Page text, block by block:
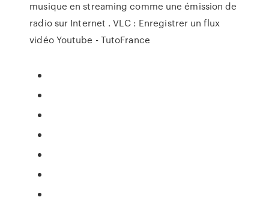
musique en streaming comme une émission de
radio sur Internet . VLC : Enregistrer un flux
vidéo Youtube - TutoFrance